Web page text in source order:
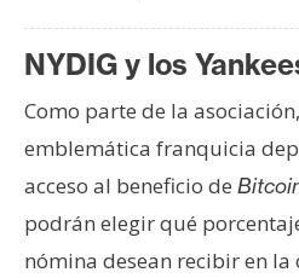
C
o
n
t
a
t
o
y
NYDIG y los
Como parte de la
emblemática franquicia
acceso al beneficio de
podrán elegir qué
nómina desean recibir en